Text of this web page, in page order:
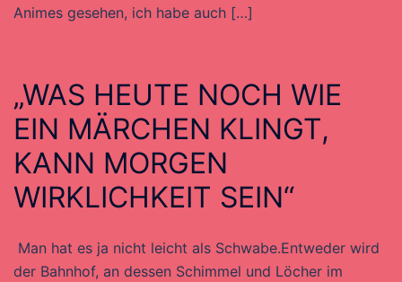
Animes gesehen, ich habe auch […]
„WAS HEUTE NOCH WIE
EIN MÄRCHEN KLINGT,
KANN MORGEN
WIRKLICHKEIT SEIN“
Man hat es ja nicht leicht als Schwabe.Entweder wird
der Bahnhof, an dessen Schimmel und Löcher im